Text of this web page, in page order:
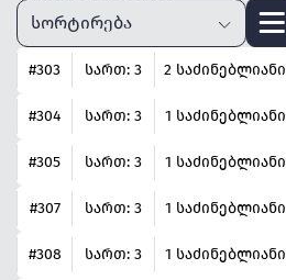
#303 სართ: 3 2 საძინებლიანი
#304 სართ: 3 1 საძინებლიანი
#305 სართ: 3 1 საძინებლიანი
#307 სართ: 3 1 საძინებლიანი
#308 სართ: 3 1 საძინებლიანი